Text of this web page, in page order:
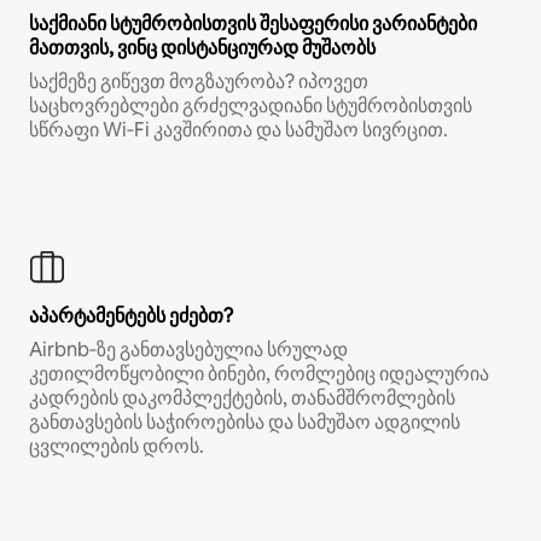
საქმიანი სტუმრობისთვის შესაფერისი ვარიანტები
მათთვის, ვინც დისტანციურად მუშაობს
საქმეზე გიწევთ მოგზაურობა? იპოვეთ
საცხოვრებლები გრძელვადიანი სტუმრობისთვის
სწრაფი Wi‑Fi კავშირითა და სამუშაო სივრცით.
აპარტამენტებს ეძებთ?
Airbnb‑ზე განთავსებულია სრულად
კეთილმოწყობილი ბინები, რომლებიც იდეალურია
კადრების დაკომპლექტების, თანამშრომლების
განთავსების საჭიროებისა და სამუშაო ადგილის
ცვლილების დროს.